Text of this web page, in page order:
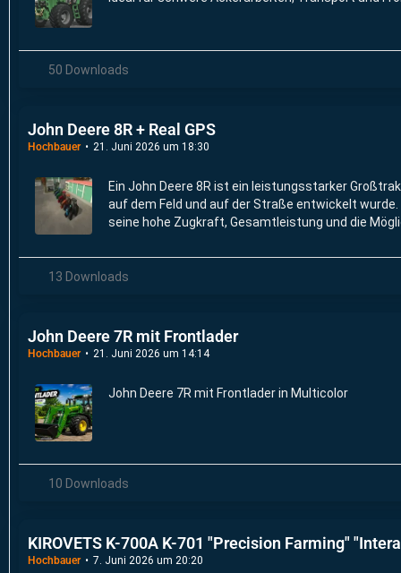
50 Downloads
John Deere 8R + Real GPS
Hochbauer 21. Juni 2026 um 18:30
Ein John Deere 8R ist ein leistungsstarker
auf dem Feld und auf der Straße entwickelt
seine hohe Zugkraft, Gesamtleistung und die
13 Downloads
John Deere 7R mit Frontlader
Hochbauer 21. Juni 2026 um 14:14
John Deere 7R mit Frontlader in Multicolor
10 Downloads
KIROVETS K-700A K-701 "Precision Farming"
Hochbauer 7. Juni 2026 um 20:20